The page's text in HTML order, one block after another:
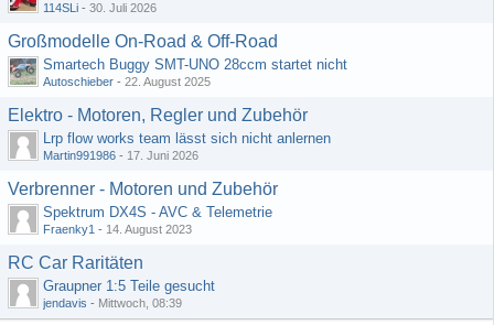
114SLi - 30. Juli 2026
Großmodelle On-Road & Off-Road
Smartech Buggy SMT-UNO 28ccm startet nicht
Autoschieber - 22. August 2025
Elektro - Motoren, Regler und Zubehör
Lrp flow works team lässt sich nicht anlernen
Martin991986 - 17. Juni 2026
Verbrenner - Motoren und Zubehör
Spektrum DX4S - AVC & Telemetrie
Fraenky1 - 14. August 2023
RC Car Raritäten
Graupner 1:5 Teile gesucht
jendavis - Mittwoch, 08:39